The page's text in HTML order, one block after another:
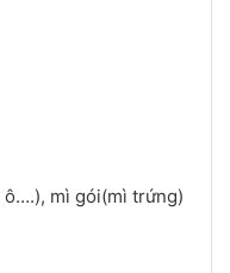
ô….), mì gói(mì trứng)